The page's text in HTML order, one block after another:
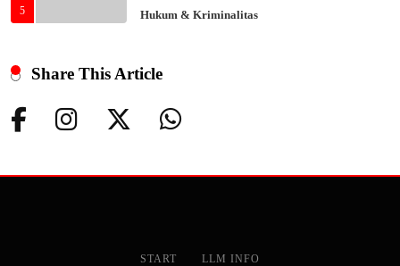
5 Hukum & Kriminalitas
Negara G20 di Awal 2026
Keren! Baznas Bangun Sekolah Tenda
Share This Article
START LLM INFO